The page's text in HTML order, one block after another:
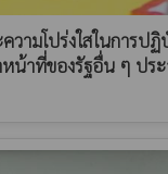
วามโปร่งใสในการ
น้าที่ของรัฐอื่น ๆ ปร